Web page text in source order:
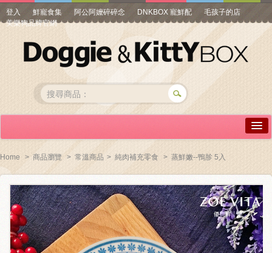
登入 鮮寵食集 阿公阿嬤碎碎念 DNKBOX 寵鮮配
毛孩子的店
美樂狗品牌官網
常見問答
商品瀏覽
線上訂購
帳號專區
Home > 商品瀏覽 > 常溫商品 > 純肉補充零食 > 蒸鮮嫩--鴨胗 5入